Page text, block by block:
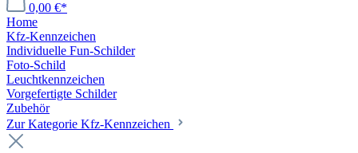
0,00 €*
Home
Kfz-Kennzeichen
Individuelle Fun-Schilder
Foto-Schild
Leuchtkennzeichen
Vorgefertigte Schilder
Zubehör
Zur Kategorie Kfz-Kennzeichen